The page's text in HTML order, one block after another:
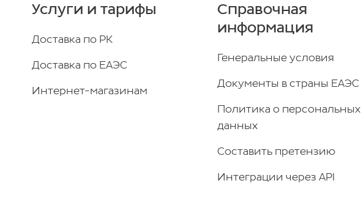
Услуги и тарифы
Доставка по РК
Доставка по ЕАЭС
Интернет-магазинам
Справочная
информация
Генеральные условия
Документы в страны ЕАЭС
Политика о персональных
данных
Составить претензию
Интеграции через API